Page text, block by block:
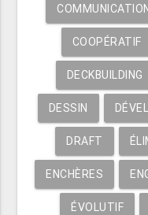
COOPÉRATIF
DECKBUILDING
DESSIN
DRAFT
ENCHÈRES
ÉVOLUTIF